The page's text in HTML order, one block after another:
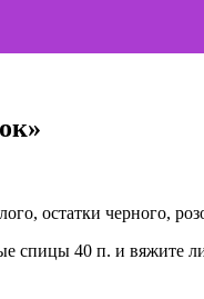
остатки черного,
спицы 40 п. и вяжите